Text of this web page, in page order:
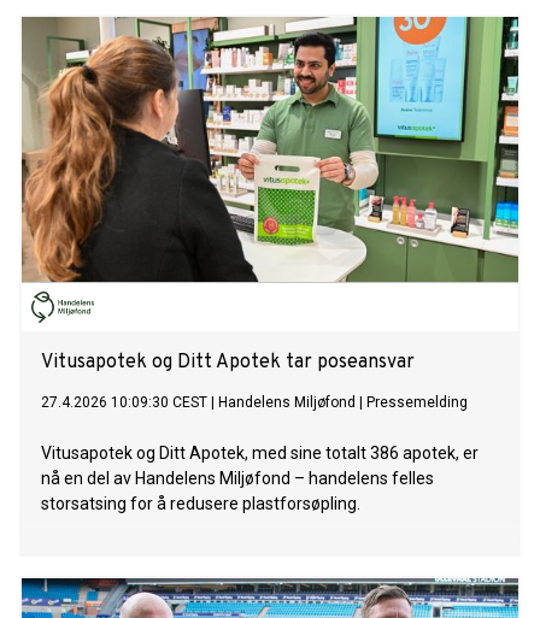
Vitusapotek og Ditt Apotek tar poseansvar
27.4.2026 10:09:30 CEST Handelens Miljøfond Pressemelding
Vitusapotek og Ditt Apotek, med sine totalt 386 apotek, er
nå en del av Handelens Miljøfond – handelens felles
storsatsing for å redusere plastforsøpling.